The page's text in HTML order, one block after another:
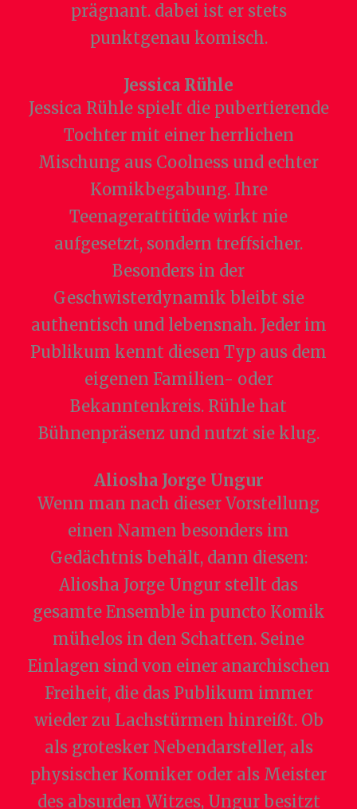
prägnant. dabei ist er stets
punktgenau komisch.
Jessica Rühle
Jessica Rühle spielt die pubertierende
Tochter mit einer herrlichen
Mischung aus Coolness und echter
Komikbegabung. Ihre
Teenagerattitüde wirkt nie
aufgesetzt, sondern treffsicher.
Besonders in der
Geschwisterdynamik bleibt sie
authentisch und lebensnah. Jeder im
Publikum kennt diesen Typ aus dem
eigenen Familien- oder
Bekanntenkreis. Rühle hat
Bühnenpräsenz und nutzt sie klug.
Aliosha Jorge Ungur
Wenn man nach dieser Vorstellung
einen Namen besonders im
Gedächtnis behält, dann diesen:
Aliosha Jorge Ungur stellt das
gesamte Ensemble in puncto Komik
mühelos in den Schatten. Seine
Einlagen sind von einer anarchischen
Freiheit, die das Publikum immer
wieder zu Lachstürmen hinreißt. Ob
als grotesker Nebendarsteller, als
physischer Komiker oder als Meister
des absurden Witzes, Ungur besitzt